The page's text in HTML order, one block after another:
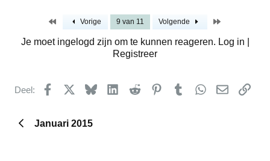
Eerste Vorige 9 van 11 Volgende
Je moet ingelogd zijn om te kunnen reageren. Log in |
Registreer
Deel: Facebook BlueskyLinkedInReddit PinterestTumblrWhatsApp
E-mail
Januari 2015